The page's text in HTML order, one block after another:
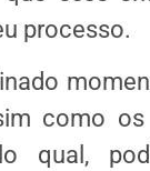
processo.
como
qual,